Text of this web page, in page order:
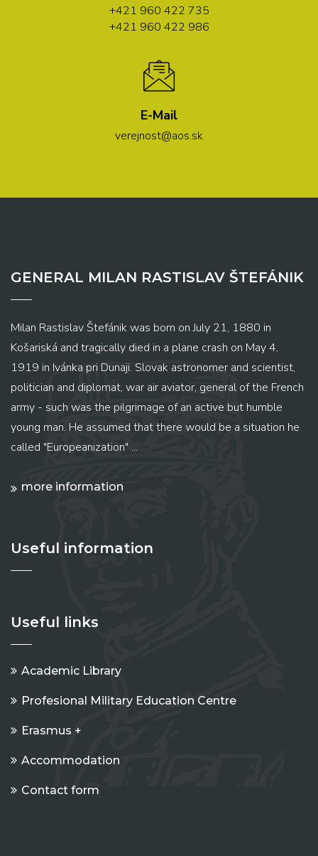
+421 960 422 735
+421 960 422 986
E-Mail
verejnost@aos.sk
GENERAL MILAN RASTISLAV ŠTEFÁNIK
Milan Rastislav Štefánik was born on July 21, 1880 in
Košariská and tragically died in a plane crash on May 4,
1919 in Ivánka pri Dunaji. Slovak astronomer and scientist,
politician and diplomat, war air aviator, general of the French
army - such was the pilgrimage of an active but humble
young man. He assumed that there would be a situation he
called "Europeanization" ...
more information
Useful information
Useful links
Academic Library
Profesional Military Education Centre
Erasmus +
Accommodation
Contact form